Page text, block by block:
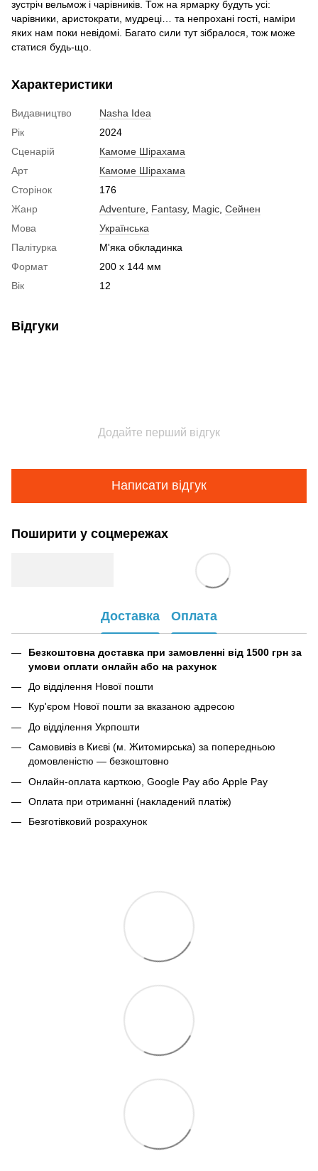
зустріч вельмож і чарівників. Тож на ярмарку будуть усі:
чарівники, аристократи, мудреці… та непрохані гості, наміри
яких нам поки невідомі. Багато сили тут зібралося, тож може
статися будь-що.
Характеристики
Видавництво
Nasha Idea
Рік
2024
Сценарій
Камоме Шірахама
Арт
Камоме Шірахама
Сторінок
176
Жанр
Adventure Fantasy, Magic Сейнен
Мова
Українська
Палітурка
М'яка обкладинка
Формат
200 x 144 мм
Вік
12
Відгуки
Додайте перший відгук
Написати відгук
Поширити у соцмережах
Доставка Оплата
Безкоштовна доставка при замовленні від 1500 грн за
умови оплати онлайн або на рахунок
До відділення Нової пошти
Кур'єром Нової пошти за вказаною адресою
До відділення Укрпошти
Самовивіз в Києві (м. Житомирська) за попередньою
домовленістю — безкоштовно
Онлайн-оплата карткою, Google Pay або Apple Pay
Оплата при отриманні (накладений платіж)
Безготівковий розрахунок